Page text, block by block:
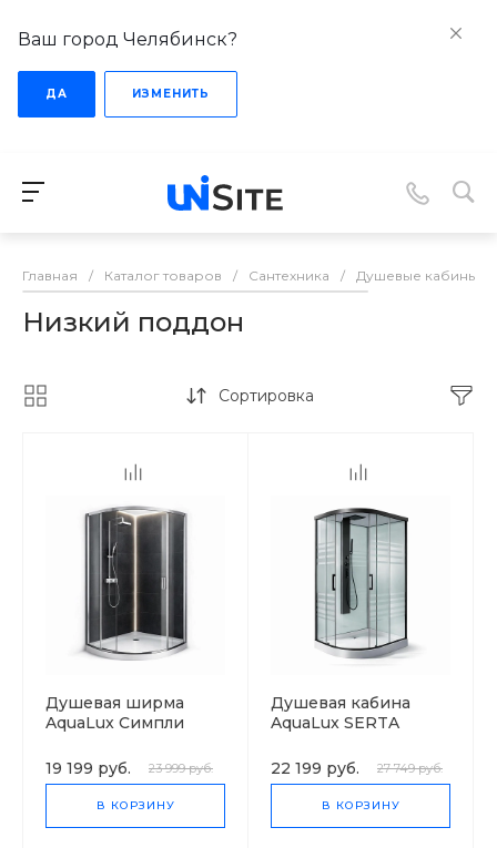
Ваш город Челябинск?
ДА ИЗМЕНИТЬ
Главная / Каталог товаров / Сантехника / Душевые кабины
Низкий поддон
Сортировка
Душевая ширма
AquaLux Симпли
19 199 руб. 23 999 руб.
В КОРЗИНУ
Душевая кабина
AquaLux SERTA
22 199 руб.
27 749 руб.
В КОРЗИНУ